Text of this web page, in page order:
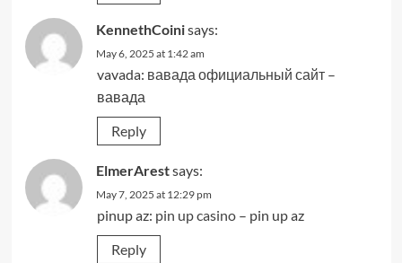
KennethCoinisays:
May 6, 2025 at 1:42 am
vavada: вавада официальный сайт–
вавада
Reply
ElmerArestsays:
May 7, 2025 at 12:29 pm
pinup az: pin up casino– pin up az
Reply